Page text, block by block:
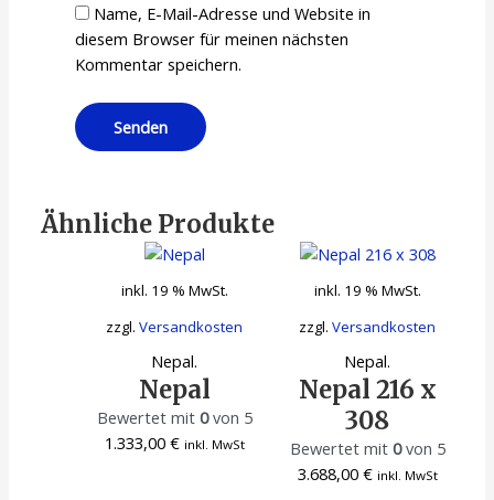
Name, E-Mail-Adresse und Website in
diesem Browser für meinen nächsten
Kommentar speichern.
Ähnliche Produkte
inkl. 19 % MwSt.
zzgl.Versandkosten
Nepal.
Nepal
Bewertet mit 0von 5
1.333,00 € inkl. MwSt
inkl. 19 % MwSt.
zzgl.Versandkosten
Nepal.
Nepal 216 x
308
Bewertet mit 0von 5
3.688,00 € inkl. MwSt